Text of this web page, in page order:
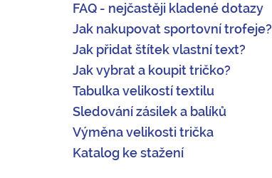
FAQ - nejčastěji kladené dotazy
Jak nakupovat sportovní trofeje?
Jak přidat štítek vlastní text?
Jak vybrat a koupit tričko?
Tabulka velikostí textilu
Sledování zásilek a balíků
Výměna velikosti trička
Katalog ke stažení